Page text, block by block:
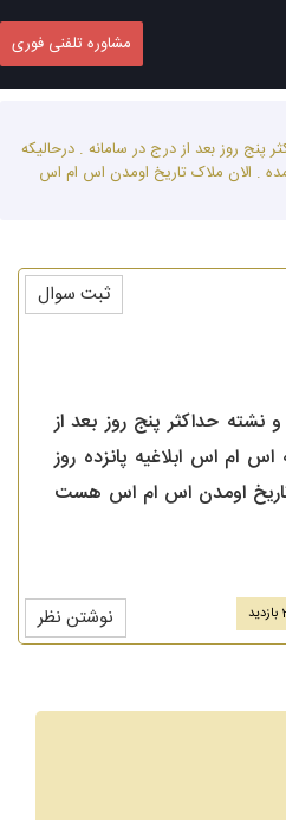
مشاوره تلفنی فوری
پنج روز بعد از درج در سامانه . درحالیکه
. الان ملاک تاریخ اومدن اس ام اس
و نشته حداکثر پنج روز بعد از
ام اس ابلاغیه پانزده روز
تاریخ اومدن اس ام اس هست
نوشتن نظر
ثبت سوال